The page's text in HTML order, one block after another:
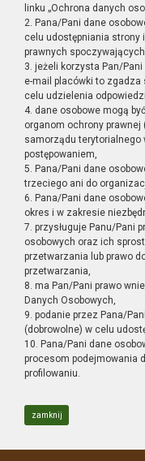
linku „Ochrona danych
2. Pana/Pani dane
celu udostępniania strony
prawnych
3. jeżeli korzysta Pan/
e-mail placówki to zgadza
celu udzielenia
4. dane osobowe mogą
organom ochrony prawnej
samorządu terytorialnego
postępowaniem,
5. Pana/Pani dane
trzeciego ani do
6. Pana/Pani dane
okres i w zakresie
7. przysługuje Panu/Pani
osobowych oraz ich
przetwarzania lub prawo
przetwarzania,
8. ma Pan/Pani prawo
Danych Osobowych,
9. podanie przez Pana/
(dobrowolne) w celu
10. Pana/Pani dane
procesom podejmowania
profilowaniu.
zamknij